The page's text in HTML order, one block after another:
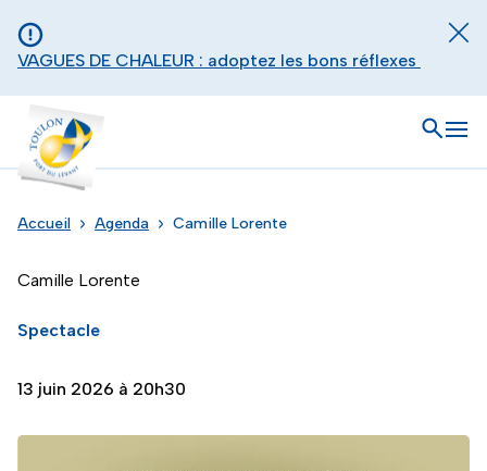
VAGUES DE CHALEUR : adoptez les bons réflexes
Toulon - Port du levant, retour à l'accueil
Ouvrir
Accueil Agenda Camille Lorente
Camille Lorente
Spectacle
13 juin 2026 à 20h30